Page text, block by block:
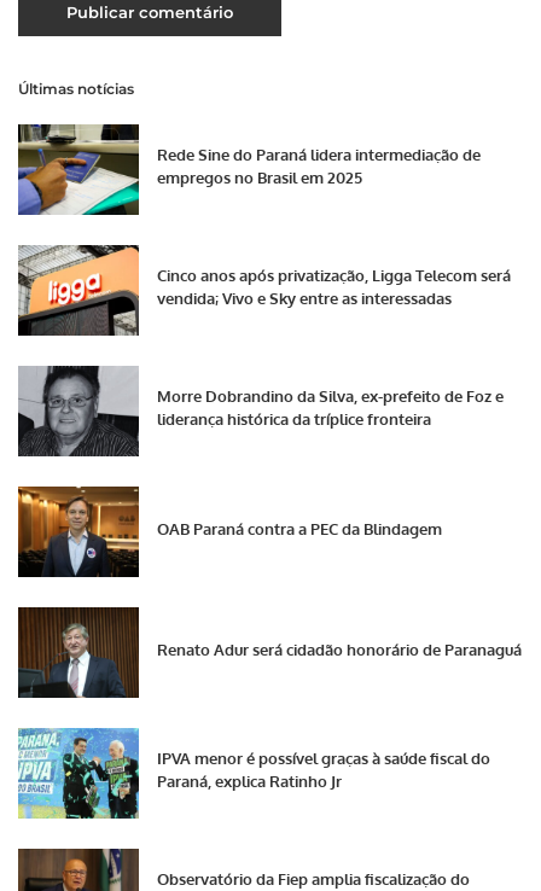
Últimas notícias
Rede Sine do Paraná lidera intermediação de
empregos no Brasil em 2025
Cinco anos após privatização, Ligga Telecom será
vendida; Vivo e Sky entre as interessadas
Morre Dobrandino da Silva, ex-prefeito de Foz e
liderança histórica da tríplice fronteira
OAB Paraná contra a PEC da Blindagem
Renato Adur será cidadão honorário de Paranaguá
IPVA menor é possível graças à saúde fiscal do
Paraná, explica Ratinho Jr
Observatório da Fiep amplia fiscalização do